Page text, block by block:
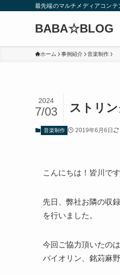
最先端のマルチメディアコン
BABA☆BLOG
ホーム 事例紹介 音楽制作
ストリ
2024
7/03
音楽制作 2019年6月6日
こんにちは！皆川です
先日、弊社お隣の収
を行いました。
今回ご協力頂いたのは
バイオリン、銘苅麻